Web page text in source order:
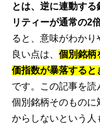
とは、逆に連動する
リティーが通常の2
ると、意味がわか
良い点は、 個別銘柄
価指数が暴落すると
です。この記事を読
個別銘柄そのものに
からしないという人